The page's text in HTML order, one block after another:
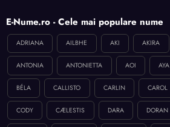
E-Nume.ro - Cele mai populare nume
ADRIANA AILBHE AKI AKIRA
ANTONIA ANTONIETTA AOI AYA
BÉLA CALLISTO CARLIN CAROL
CODY CÆLESTIS DARA DORAN